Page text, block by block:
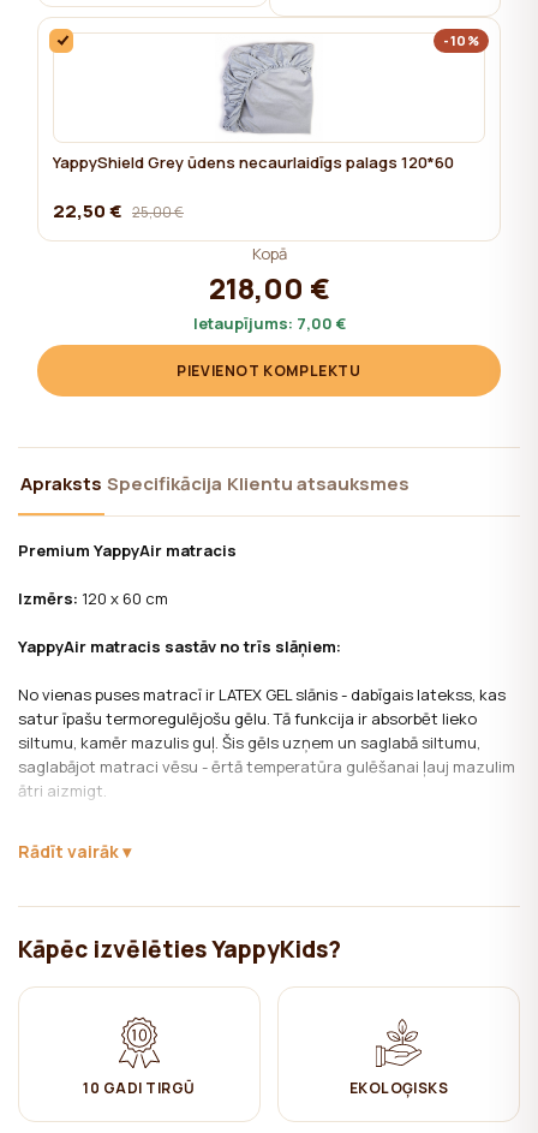
-10%
YappyShield Grey ūdens necaurlaidīgs palags 120*60
22,50 € 25,00 €
Kopā
218,00 €
Ietaupījums: 7,00 €
PIEVIENOT KOMPLEKTU
Apraksts Specifikācija Klientu atsauksmes
Premium YappyAir matracis
Izmērs: 120 x 60 cm
YappyAir matracis sastāv no trīs slāņiem:
No vienas puses matracī ir LATEX GEL slānis - dabīgais latekss, kas
satur īpašu termoregulējošu gēlu. Tā funkcija ir absorbēt lieko
siltumu, kamēr mazulis guļ. Šis gēls uzņem un saglabā siltumu,
saglabājot matraci vēsu - ērtā temperatūra gulēšanai ļauj mazulim
ātri aizmigt.
un nodrošina nepieciešamo mugurkaula atbalstu. Pateicoties
gaisa caurlaidība. LATEX MEMORY slānis nodrošina augstu komfortu
un palielina dziļā miega fāzes garumu, kad ir visefektīvākā ķermeņa
atjaunošanās.
Matrača vidū ievietots aktivēts oglekļa putu bloks, kam piemīt
īpašs blīvums un stingrība. Tas aizsargās matraci no baktērijām un
nepatīkama aromāta.
Īpaši elpojošais hipoalerģiskais matrača pārvalks ar “Air cells” (gaisa
šūniņas) veicinās to, ka mazulis gulēs ciešā miegā, kas palīdzēs
Rādīt vairāk
Kāpēc izvēlēties YappyKids?
10 GADI TIRGŪ EKOLOĢISKS